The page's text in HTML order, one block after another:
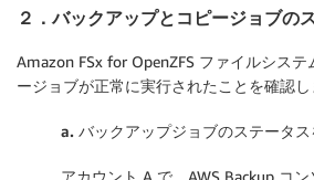
２．バックアップとコピージョブの
Amazon FSx for OpenZFS ファイルシス
ージョブが正常に実行されたことを確認し
a. バックアップジョブのステータス
アカウント A で、AWS Backup コン